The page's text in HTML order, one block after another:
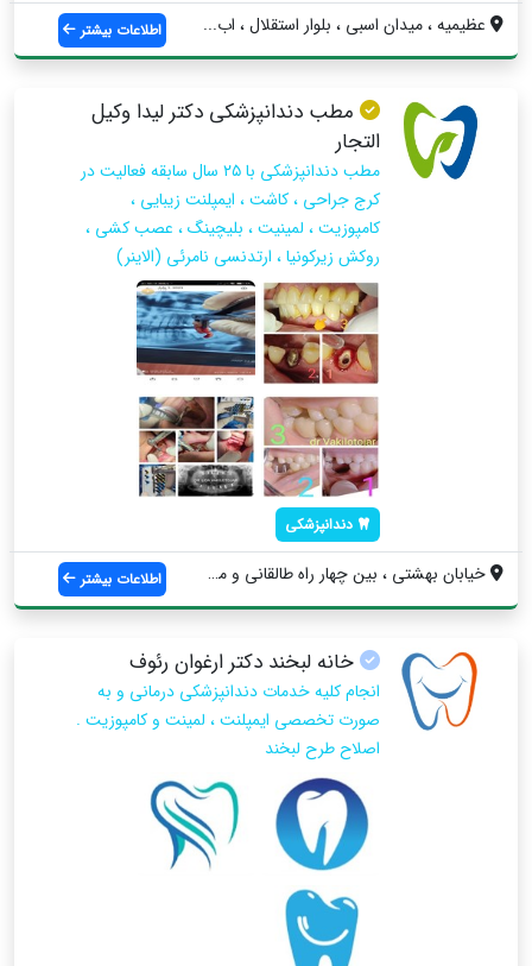
عظیمیه ، میدان اسبی ، بلوار استقلال ، اب... اطلاعات بیشتر
مطب دندانپزشکی دکتر لیدا وکیل
التجار
مطب دندانپزشکی با ۲۵ سال سابقه فعالیت در
کرج جراحی ، کاشت ، ایمپلنت زیبایی ،
کامپوزیت ، لمینیت ، بلیچینگ ، عصب کشی ،
روکش زیرکونیا ، ارتدنسی نامرئی (الاینر)
دندانپزشکی
خیابان بهشتی ، بین چهار راه طالقانی و می... اطلاعات بیشتر
خانه لبخند دكتر ارغوان رئوف
انجام كليه خدمات دندانپزشكى درمانى و به
صورت تخصصى ايمپلنت ، لمينت و كامپوزيت .
اصلاح طرح لبخند